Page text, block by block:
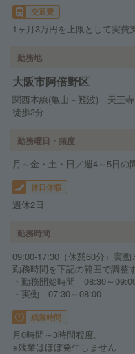
交通費
1ヶ月3万円を上限として実費
勤務地
大阪市阿倍野区
関西本線(亀山－難波) 天
徒歩2分
勤務曜日・頻度
月～金・土・日／週4～5日の
休日休暇
週休2日
勤務時間
09:00-17:30（休憩60分）実働
勤務時間を下記の範囲で調整
・勤務開始時間 08:30～
・実働 07:30～08:00
残業時間
月0時間～3時間程度。
※残業はほぼ発生しません